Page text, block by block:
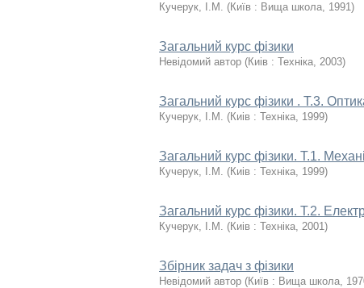
Кучерук, І.М. (Київ : Вища школа, 1991)
Загальний курс фізики
Невідомий автор (Киiв : Техніка, 2003)
Загальний курс фізики . Т.3.
Кучерук, І.М. (Киiв : Техніка, 1999)
Загальний курс фізики. Т.1.
Кучерук, І.М. (Киiв : Техніка, 1999)
Загальний курс фізики. Т.2.
Кучерук, І.М. (Киiв : Техніка, 2001)
Збірник задач з фізики
Невідомий автор (Київ : Вища школа,